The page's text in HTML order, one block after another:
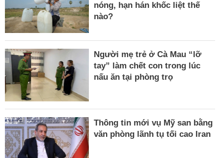
nóng, hạn hán khốc liệt thế
nào?
Người mẹ trẻ ở Cà Mau “lỡ
tay” làm chết con trong lúc
nấu ăn tại phòng trọ
Thông tin mới vụ Mỹ san bằng
văn phòng lãnh tụ tối cao Iran